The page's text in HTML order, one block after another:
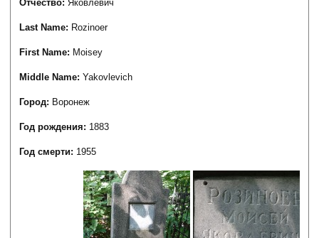
Отчество:Яковлевич
Last Name: Rozinoer
First Name: Moisey
Middle Name:Yakovlevich
Город: Воронеж
Год рождения: 1883
Год смерти: 1955